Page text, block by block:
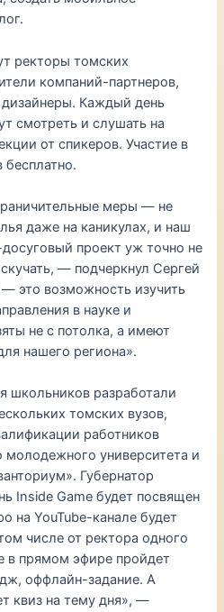
ректоры томских
компаний-партнеров,
Каждый день
смотреть и слушать на
от спикеров. Участие в
меры — не
даже на каникулах, и наш
проект уж точно не
— подчеркнул Сергей
это возможность изучить
в науке и
не с потолка, а имеют
нашего региона».
школьников разработали
томских вузов,
работников
молодежного университета и
Губернатор
Inside Game будет посвящен
на YouTube-канале будет
числе от ректора одного
в прямом эфире пройдет
оффлайн-задание. А
квиз на тему дня», —